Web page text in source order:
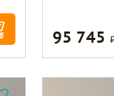
95 745